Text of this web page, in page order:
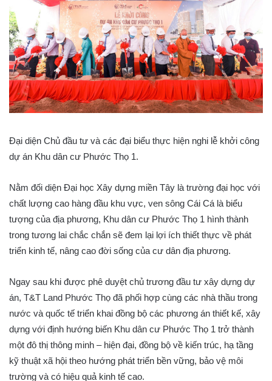
Đại diện Chủ đầu tư và các đại biểu thực hiện nghi lễ khởi công
dự án Khu dân cư Phước Thọ 1.
Nằm đối diện Đại học Xây dựng miền Tây là trường đại học với
chất lượng cao hàng đầu khu vực, ven sông Cái Cá là biểu
tượng của địa phương, Khu dân cư Phước Thọ 1 hình thành
trong tương lai chắc chắn sẽ đem lại lợi ích thiết thực về phát
triển kinh tế, nâng cao đời sống của cư dân địa phương.
Ngay sau khi được phê duyệt chủ trương đầu tư xây dựng dự
án, T&T Land Phước Thọ đã phối hợp cùng các nhà thầu trong
nước và quốc tế triển khai đồng bộ các phương án thiết kế, xây
dựng với định hướng biến Khu dân cư Phước Thọ 1 trở thành
một đô thị thông minh – hiện đại, đồng bộ về kiến trúc, hạ tầng
kỹ thuật xã hội theo hướng phát triển bền vững, bảo vệ môi
trường và có hiệu quả kinh tế cao.